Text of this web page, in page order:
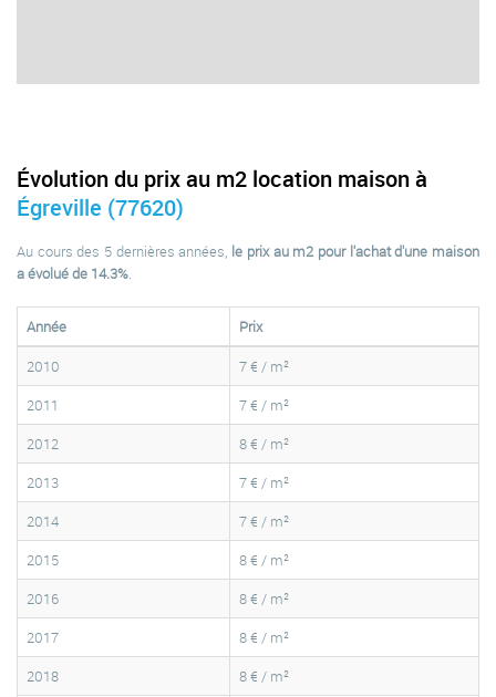
Évolution du prix au m2 location maison à
Égreville (77620)
Au cours des 5 dernières années, le prix au m2 pour l'achat d'une maison
a évolué de 14.3%.
Année
Prix
2010
7 € / m²
2011
7 € / m²
2012
8 € / m²
2013
7 € / m²
2014
7 € / m²
2015
8 € / m²
2016
8 € / m²
2017
8 € / m²
2018
8 € / m²